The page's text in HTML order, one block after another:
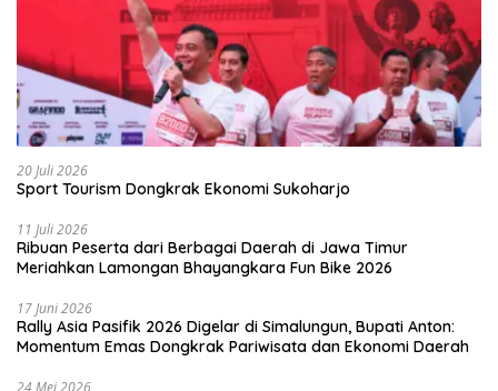
20 Juli 2026
Sport Tourism Dongkrak Ekonomi Sukoharjo
11 Juli 2026
Ribuan Peserta dari Berbagai Daerah di Jawa Timur
Meriahkan Lamongan Bhayangkara Fun Bike 2026
17 Juni 2026
Rally Asia Pasifik 2026 Digelar di Simalungun, Bupati Anton:
Momentum Emas Dongkrak Pariwisata dan Ekonomi Daerah
24 Mei 2026